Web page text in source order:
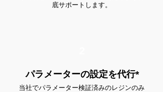
底サポートします。
パラメーターの設定を代行*
当社でパラメーター検証済みのレジンのみ